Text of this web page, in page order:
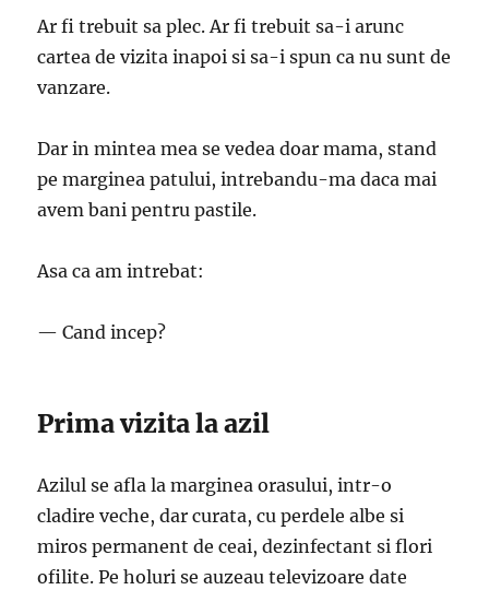
Ar fi trebuit sa plec. Ar fi trebuit sa-i arunc
cartea de vizita inapoi si sa-i spun ca nu sunt de
vanzare.
Dar in mintea mea se vedea doar mama, stand
pe marginea patului, intrebandu-ma daca mai
avem bani pentru pastile.
Asa ca am intrebat:
— Cand incep?
Prima vizita la azil
Azilul se afla la marginea orasului, intr-o
cladire veche, dar curata, cu perdele albe si
miros permanent de ceai, dezinfectant si flori
ofilite. Pe holuri se auzeau televizoare date